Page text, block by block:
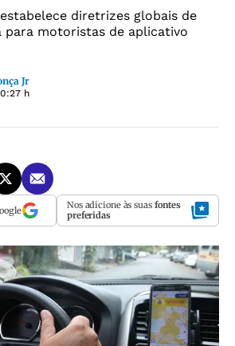
diretrizes globais de
para motoristas de aplicativo
Jr
h
Nos adicione às suas fontes
preferidas